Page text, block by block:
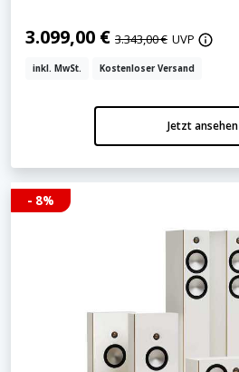
3.099,00 € 3.343,00 € UVP
inkl. MwSt. Kostenloser Versand
Jetzt ansehen
- 8%